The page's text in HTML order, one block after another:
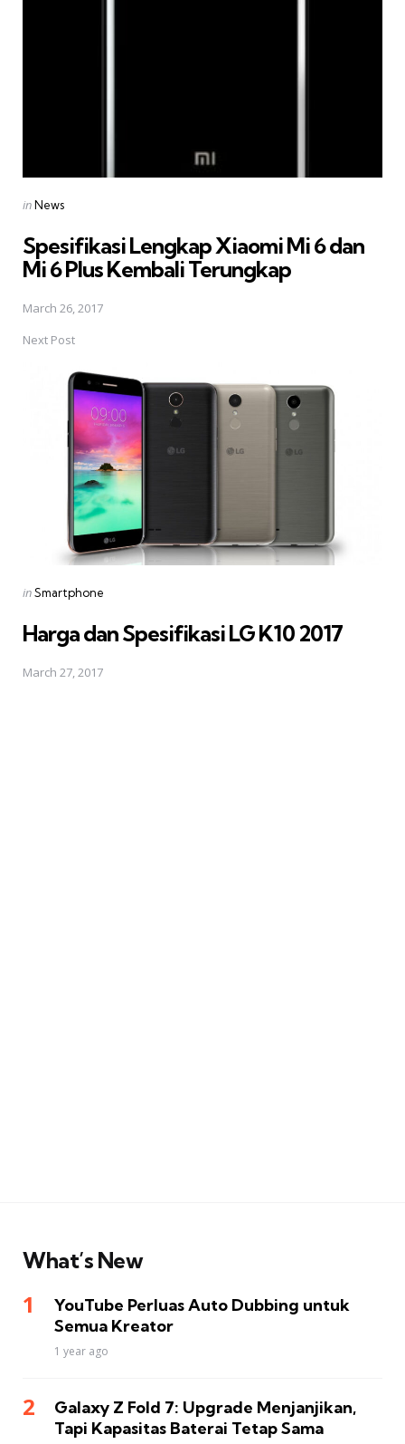
Posted
inNews
Spesifikasi Lengkap Xiaomi Mi 6 dan
Mi 6 Plus Kembali Terungkap
March 26, 2017
Next Post
Posted
inSmartphone
Harga dan Spesifikasi LG K10 2017
March 27, 2017
What’s New
YouTube Perluas Auto Dubbing untuk
Semua Kreator
1 year ago
Galaxy Z Fold 7: Upgrade Menjanjikan,
Tapi Kapasitas Baterai Tetap Sama